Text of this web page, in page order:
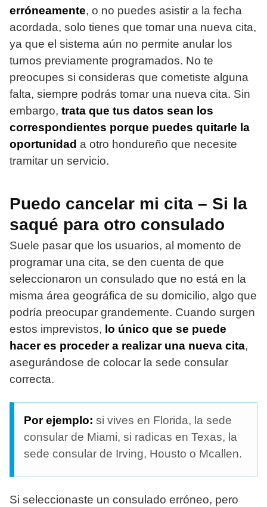
erróneamente, o no puedes asistir a la fecha
acordada, solo tienes que tomar una nueva cita,
ya que el sistema aún no permite anular los
turnos previamente programados. No te
preocupes si consideras que cometiste alguna
falta, siempre podrás tomar una nueva cita. Sin
embargo, trata que tus datos sean los
correspondientes porque puedes quitarle la
oportunidad a otro hondureño que necesite
tramitar un servicio.
Puedo cancelar mi cita – Si la
saqué para otro consulado
Suele pasar que los usuarios, al momento de
programar una cita, se den cuenta de que
seleccionaron un consulado que no está en la
misma área geográfica de su domicilio, algo que
podría preocupar grandemente. Cuando surgen
estos imprevistos, lo único que se puede
hacer es proceder a realizar una nueva cita,
asegurándose de colocar la sede consular
correcta.
Por ejemplo: si vives en Florida, la sede
consular de Miami, si radicas en Texas, la
sede consular de Irving, Housto o Mcallen.
Si seleccionaste un consulado erróneo, pero